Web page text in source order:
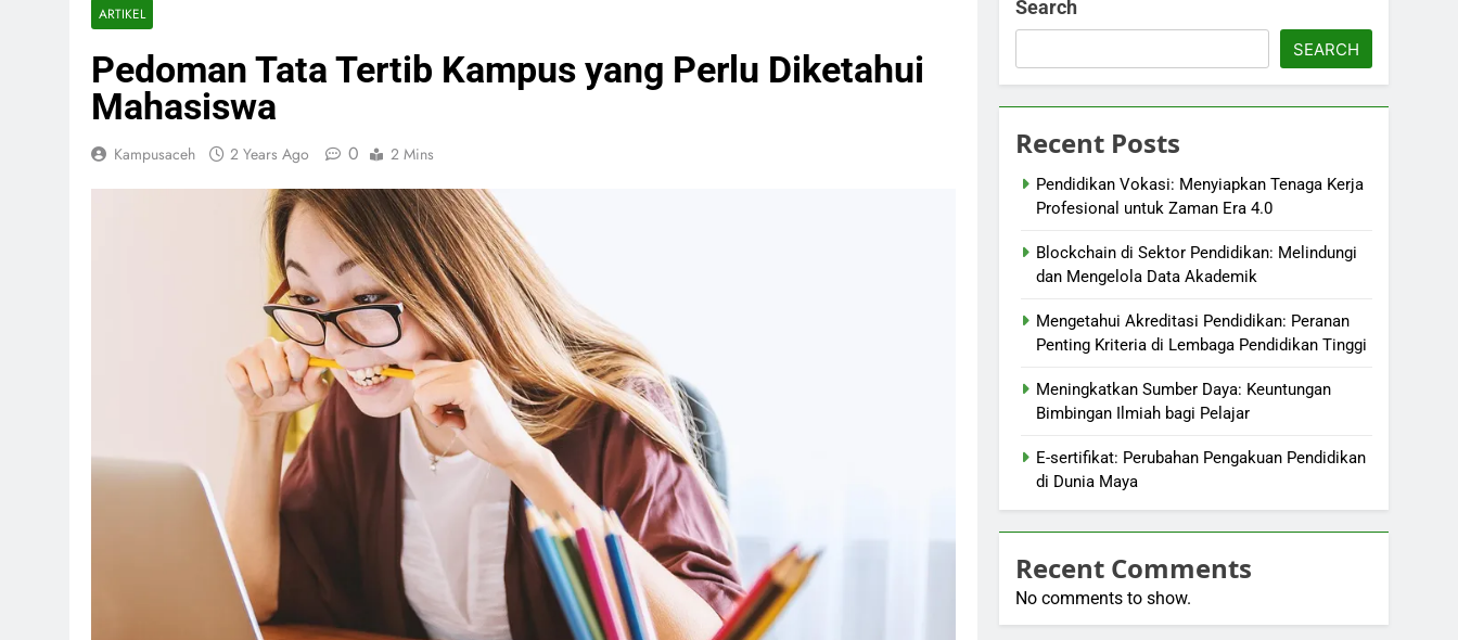
ARTIKEL
Pedoman Tata Tertib Kampus yang Perlu Diketahui
Mahasiswa
Kampusaceh 2 Years Ago 0 2 Mins
Search
SEARCH
Recent Posts
Pendidikan Vokasi: Menyiapkan Tenaga Kerja
Profesional untuk Zaman Era 4.0
Blockchain di Sektor Pendidikan: Melindungi
dan Mengelola Data Akademik
Mengetahui Akreditasi Pendidikan: Peranan
Penting Kriteria di Lembaga Pendidikan Tinggi
Meningkatkan Sumber Daya: Keuntungan
Bimbingan Ilmiah bagi Pelajar
E-sertifikat: Perubahan Pengakuan Pendidikan
di Dunia Maya
Recent Comments
No comments to show.